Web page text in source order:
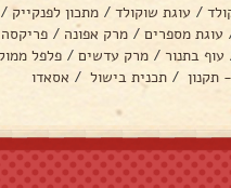
/ עוגת שוקולד / מתכון לפנקייק /
עוגת מספרים / מרק אפונה / פריקסה
עוף בתנור / מרק עדשים / פלפל
תקנון / תכנית בישול / אסאדו